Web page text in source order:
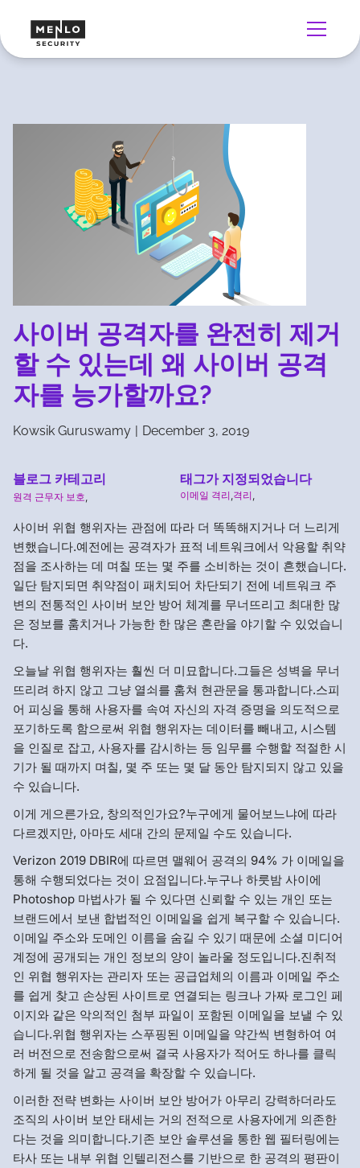
사이버 공격자를 완전히 제거
할 수 있는데 왜 사이버 공격
자를 능가할까요?
Kowsik Guruswamy | December 3, 2019
블로그 카테고리
원격 근무자 보호,
태그가 지정되었습니다
이메일 격리,격리,
사이버 위협 행위자는 관점에 따라 더 똑똑해지거나 더 느리게
변했습니다.예전에는 공격자가 표적 네트워크에서 악용할 취약
점을 조사하는 데 며칠 또는 몇 주를 소비하는 것이 흔했습니다.
일단 탐지되면 취약점이 패치되어 차단되기 전에 네트워크 주
변의 전통적인 사이버 보안 방어 체계를 무너뜨리고 최대한 많
은 정보를 훔치거나 가능한 한 많은 혼란을 야기할 수 있었습니
다.
오늘날 위협 행위자는 훨씬 더 미묘합니다.그들은 성벽을 무너
뜨리려 하지 않고 그냥 열쇠를 훔쳐 현관문을 통과합니다.스피
어 피싱을 통해 사용자를 속여 자신의 자격 증명을 의도적으로
포기하도록 함으로써 위협 행위자는 데이터를 빼내고, 시스템
을 인질로 잡고, 사용자를 감시하는 등 임무를 수행할 적절한 시
기가 될 때까지 며칠, 몇 주 또는 몇 달 동안 탐지되지 않고 있을
수 있습니다.
이게 게으른가요, 창의적인가요?누구에게 물어보느냐에 따라
다르겠지만, 아마도 세대 간의 문제일 수도 있습니다.
Verizon 2019 DBIR에 따르면 맬웨어 공격의 94% 가 이메일을
통해 수행되었다는 것이 요점입니다.누구나 하룻밤 사이에
Photoshop 마법사가 될 수 있다면 신뢰할 수 있는 개인 또는
브랜드에서 보낸 합법적인 이메일을 쉽게 복구할 수 있습니다.
이메일 주소와 도메인 이름을 숨길 수 있기 때문에 소셜 미디어
계정에 공개되는 개인 정보의 양이 놀라울 정도입니다.진취적
인 위협 행위자는 관리자 또는 공급업체의 이름과 이메일 주소
를 쉽게 찾고 손상된 사이트로 연결되는 링크나 가짜 로그인 페
이지와 같은 악의적인 첨부 파일이 포함된 이메일을 보낼 수 있
습니다.위협 행위자는 스푸핑된 이메일을 약간씩 변형하여 여
러 버전으로 전송함으로써 결국 사용자가 적어도 하나를 클릭
하게 될 것을 알고 공격을 확장할 수 있습니다.
이러한 전략 변화는 사이버 보안 방어가 아무리 강력하더라도
조직의 사이버 보안 태세는 거의 전적으로 사용자에게 의존한
다는 것을 의미합니다.기존 보안 솔루션을 통한 웹 필터링에는
타사 또는 내부 위협 인텔리전스를 기반으로 한 공격의 평판이